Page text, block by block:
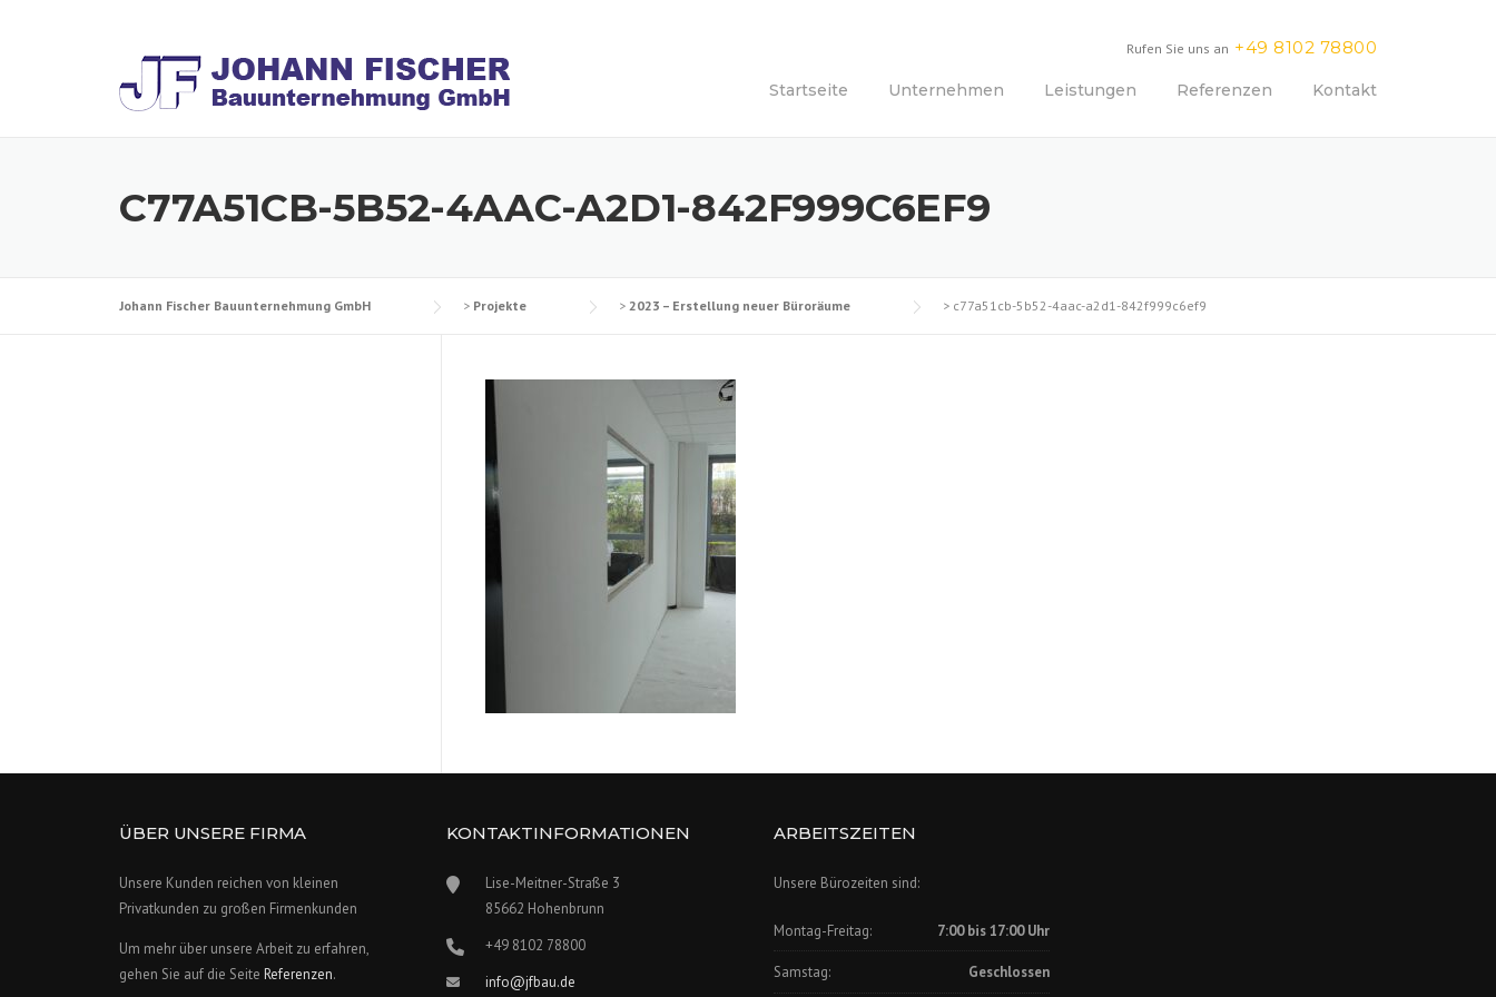
Rufen Sie uns an +49 8102 78800
Startseite Unternehmen Leistungen Referenzen Kontakt
C77A51CB-5B52-4AAC-A2D1-842F999C6EF9
Johann Fischer Bauunternehmung GmbH > Projekte > 2023 – Erstellung neuer Büroräume > c77a51cb-5b52-4aac-a2d1-842f999c6ef9
ÜBER UNSERE FIRMA
Unsere Kunden reichen von kleinen
Privatkunden zu großen Firmenkunden
Um mehr über unsere Arbeit zu erfahren,
gehen Sie auf die Seite Referenzen.
KONTAKTINFORMATIONEN
Lise-Meitner-Straße 3
85662 Hohenbrunn
+49 8102 78800
info@jfbau.de
ARBEITSZEITEN
Unsere Bürozeiten sind:
Montag-Freitag: 7:00 bis 17:00 Uhr
Samstag: Geschlossen